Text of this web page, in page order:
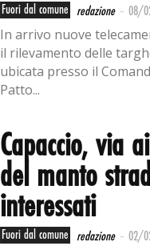
Fuori dal comune redazione - 08/
In arrivo nuove
il rilevamento delle
ubicata presso il
Patto...
Capaccio, via
del manto
interessati
Fuori dal comune redazione - 02/